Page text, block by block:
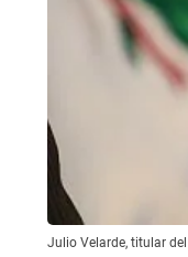
Julio Velarde, titular del